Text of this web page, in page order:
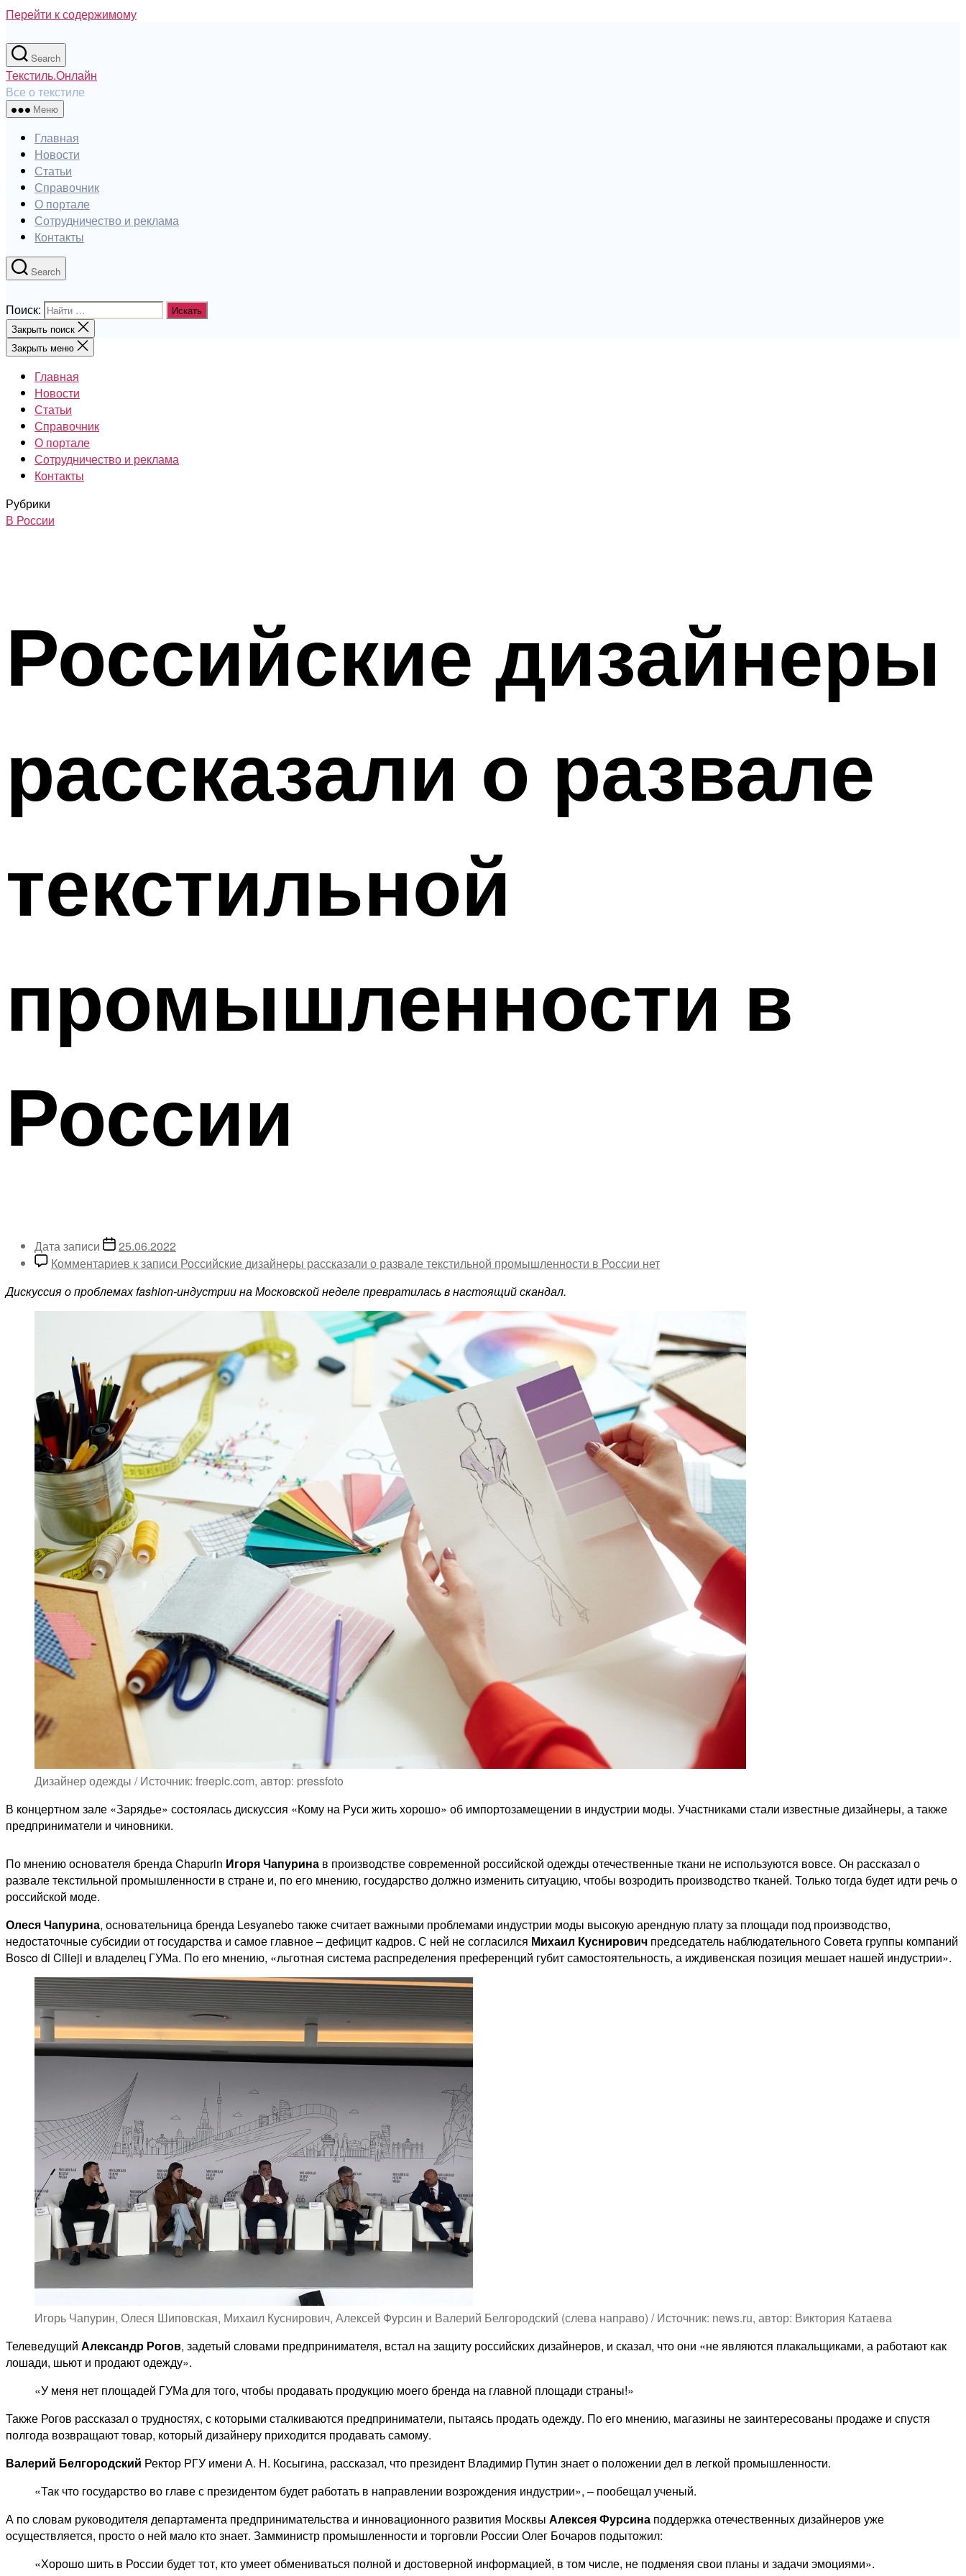
Перейти к содержимому
Search
Текстиль.Онлайн
Все о текстиле
Меню
Главная
Новости
Статьи
Справочник
О портале
Сотрудничество и реклама
Контакты
Search
Поиск:
Закрыть поиск
Закрыть меню
Главная
Новости
Статьи
Справочник
О портале
Сотрудничество и реклама
Контакты
Рубрики
В России
Российские дизайнеры
рассказали о развале
текстильной
промышленности в
России
Дата записи
25.06.2022
Комментариев к записи Российские дизайнеры рассказали о развале текстильной промышленности в России нет
Дискуссия о проблемах fashion-индустрии на Московской неделе превратилась в настоящий скандал.
Дизайнер одежды / Источник: freepic.com, автор: pressfoto
В концертном зале «Зарядье» состоялась дискуссия «Кому на Руси жить хорошо» об импортозамещении в индустрии моды. Участниками стали известные дизайнеры, а также
предприниматели и чиновники.
По мнению основателя бренда Chapurin Игоря Чапурина в производстве современной российской одежды отечественные ткани не используются вовсе. Он рассказал о
развале текстильной промышленности в стране и, по его мнению, государство должно изменить ситуацию, чтобы возродить производство тканей. Только тогда будет идти речь о
российской моде.
Олеся Чапурина, основательница бренда Lesyanebo также считает важными проблемами индустрии моды высокую арендную плату за площади под производство,
недостаточные субсидии от государства и самое главное – дефицит кадров. С ней не согласился Михаил Куснирович председатель наблюдательного Совета группы компаний
Bosco di Cilieji и владелец ГУМа. По его мнению, «льготная система распределения преференций губит самостоятельность, а иждивенская позиция мешает нашей индустрии».
Игорь Чапурин, Олеся Шиповская, Михаил Куснирович, Алексей Фурсин и Валерий Белгородский (слева направо) / Источник: news.ru, автор: Виктория Катаева
Телеведущий Александр Рогов, задетый словами предпринимателя, встал на защиту российских дизайнеров, и сказал, что они «не являются плакальщиками, а работают как
лошади, шьют и продают одежду».
«У меня нет площадей ГУМа для того, чтобы продавать продукцию моего бренда на главной площади страны!»
Также Рогов рассказал о трудностях, с которыми сталкиваются предприниматели, пытаясь продать одежду. По его мнению, магазины не заинтересованы продаже и спустя
полгода возвращают товар, который дизайнеру приходится продавать самому.
Валерий Белгородский Ректор РГУ имени А. Н. Косыгина, рассказал, что президент Владимир Путин знает о положении дел в легкой промышленности.
«Так что государство во главе с президентом будет работать в направлении возрождения индустрии», – пообещал ученый.
А по словам руководителя департамента предпринимательства и инновационного развития Москвы Алексея Фурсина поддержка отечественных дизайнеров уже
осуществляется, просто о ней мало кто знает. Замминистр промышленности и торговли России Олег Бочаров подытожил:
«Хорошо шить в России будет тот, кто умеет обмениваться полной и достоверной информацией, в том числе, не подменяя свои планы и задачи эмоциями».